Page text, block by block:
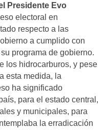
Presidente Evo
electoral en
respecto a las
a cumplido con
programa de gobierno.
los hidrocarburos, y pese
esta medida, la
ha significado
para el estado central,
y municipales, para
la erradicación